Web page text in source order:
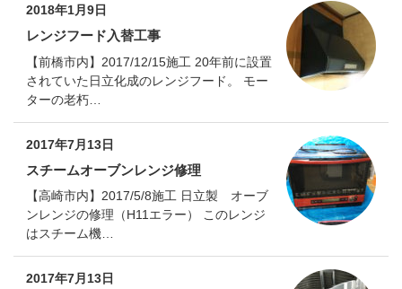
2018年1月9日
レンジフード入替工事
【前橋市内】2017/12/15施工 20年前に設置
されていた日立化成のレンジフード。 モー
ターの老朽…
2017年7月13日
スチームオーブンレンジ修理
【高崎市内】2017/5/8施工 日立製 オーブ
ンレンジの修理（H11エラー） このレンジ
はスチーム機…
2017年7月13日